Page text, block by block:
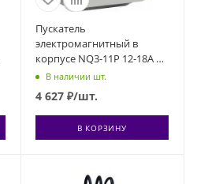
Пускатель
электромагнитный в
корпусе NQ3-11P 12-18А AC
380В IP55 (R) CHINT 496359
В наличии шт.
4 627₽/шт.
В КОРЗИНУ